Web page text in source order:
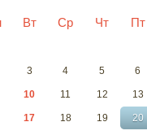
Вт Ср Чт Пт
3 4 5 6
10 11 12 13
17 18 19 20